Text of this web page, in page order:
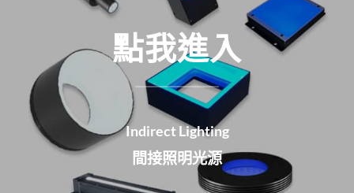
點我進入
Indirect Lighting
間接照明光源